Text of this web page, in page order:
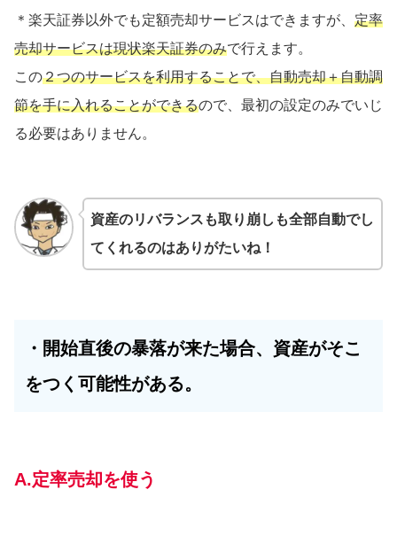
＊楽天証券以外でも定額売却サービスはできますが、 定率
売却サービスは現状楽天証券のみで行えます。
この２つのサービスを利用することで、自動売却＋自動調
節を手に入れることができるので、最初の設定のみでいじ
る必要はありません。
資産のリバランスも取り崩しも全部自動でし
てくれるのはありがたいね！
・開始直後の暴落が来た場合、資産がそこ
をつく可能性がある。
A.定率売却を使う